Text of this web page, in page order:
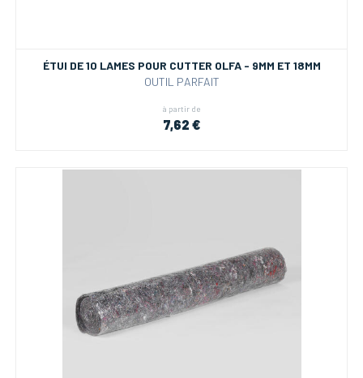
ÉTUI DE 10 LAMES POUR CUTTER OLFA - 9MM ET 18MM
OUTIL PARFAIT
à partir de
7,62 €